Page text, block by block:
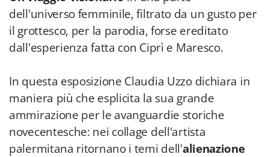
dell'universo femminile, filtrato da un gusto per
il grottesco, per la parodia, forse ereditato
dall'esperienza fatta con Ciprì e Maresco.
In questa esposizione Claudia Uzzo dichiara in
maniera più che esplicita la sua grande
ammirazione per le avanguardie storiche
novecentesche: nei collage dell'artista
palermitana ritornano i temi dell'alienazione